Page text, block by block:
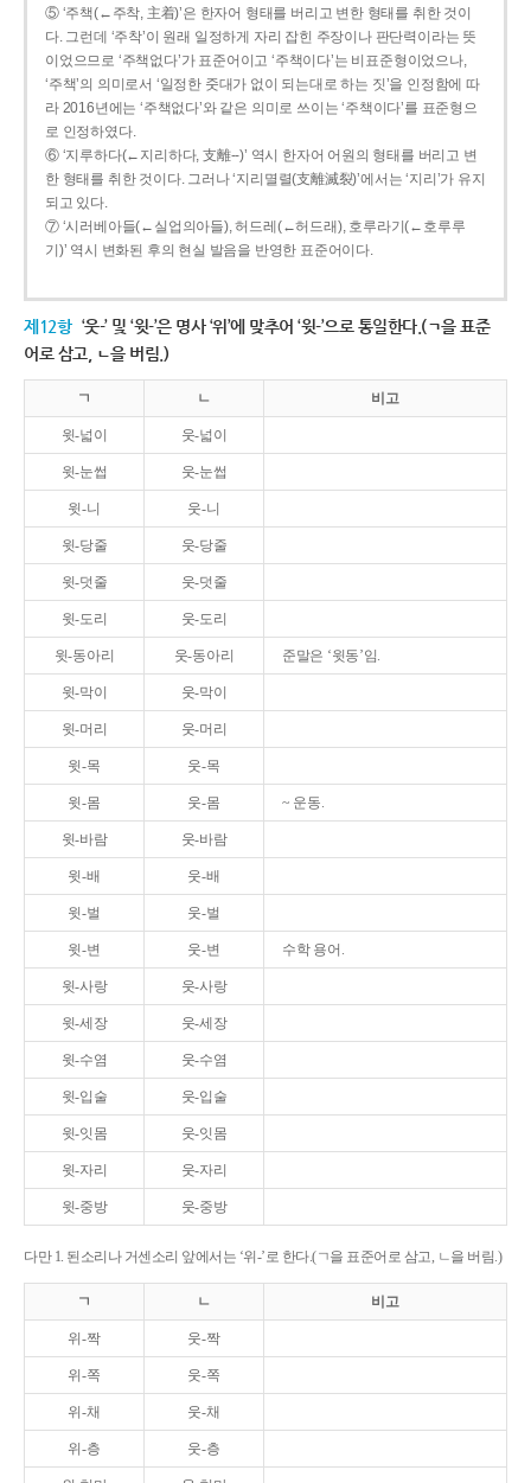
⑤ ‘주책(←주착, 主着)’은 한자어 형태를 버리고 변한 형태를 취한 것이
다. 그런데 ‘주착’이 원래 일정하게 자리 잡힌 주장이나 판단력이라는 뜻
이었으므로 ‘주책없다’가 표준어이고 ‘주책이다’는 비표준형이었으나,
‘주책’의 의미로서 ‘일정한 줏대가 없이 되는대로 하는 짓’을 인정함에 따
라 2016년에는 ‘주책없다’와 같은 의미로 쓰이는 ‘주책이다’를 표준형으
로 인정하였다.
⑥ ‘지루하다(←지리하다, 支離--)’ 역시 한자어 어원의 형태를 버리고 변
한 형태를 취한 것이다. 그러나 ‘지리멸렬(支離滅裂)’에서는 ‘지리’가 유지
되고 있다.
⑦ ‘시러베아들(←실업의아들), 허드레(←허드래), 호루라기(←호루루
기)’ 역시 변화된 후의 현실 발음을 반영한 표준어이다.
제12항 ‘웃-’ 및 ‘윗-’은 명사 ‘위’에 맞추어 ‘윗-’으로 통일한다.(ㄱ을 표준
어로 삼고, ㄴ을 버림.)
ㄱ ㄴ 비고
윗-넓이 웃-넓이
윗-눈썹 웃-눈썹
윗-니 웃-니
윗-당줄 웃-당줄
윗-덧줄 웃-덧줄
윗-도리 웃-도리
윗-동아리 웃-동아리 준말은 ‘윗동’임.
윗-막이 웃-막이
윗-머리 웃-머리
윗-목 웃-목
윗-몸 웃-몸 ~ 운동.
윗-바람 웃-바람
윗-배 웃-배
윗-벌 웃-벌
윗-변 웃-변 수학 용어.
윗-사랑 웃-사랑
윗-세장 웃-세장
윗-수염 웃-수염
윗-입술 웃-입술
윗-잇몸 웃-잇몸
윗-자리 웃-자리
윗-중방 웃-중방
다만 1. 된소리나 거센소리 앞에서는 ‘위-’로 한다.(ㄱ을 표준어로 삼고, ㄴ을 버림.)
ㄱ ㄴ 비고
위-짝 웃-짝
위-쪽 웃-쪽
위-채 웃-채
위-층 웃-층